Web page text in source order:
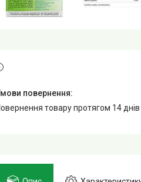
повернення товару протягом 14 днів